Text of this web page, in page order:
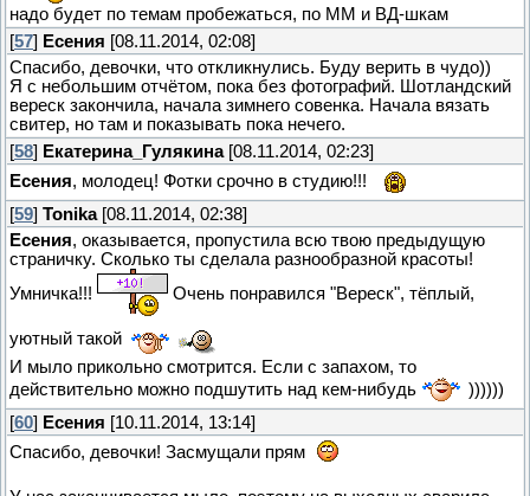
надо будет по темам пробежаться, по ММ и ВД-шкам
[57] Есения [08.11.2014, 02:08]
Спасибо, девочки, что откликнулись. Буду верить в чудо))
Я с небольшим отчётом, пока без фотографий. Шотландский
вереск закончила, начала зимнего совенка. Начала вязать
свитер, но там и показывать пока нечего.
[58] Екатерина_Гулякина[08.11.2014, 02:23]
Есения, молодец! Фотки срочно в студию!!!
[59] Tonika[08.11.2014, 02:38]
Есения, оказывается, пропустила всю твою предыдущую
страничку. Сколько ты сделала разнообразной красоты!
Умничка!!!
Очень понравился "Вереск", тёплый,
уютный такой
И мыло прикольно смотрится. Если с запахом, то
действительно можно подшутить над кем-нибудь
))))))
[60] Есения [10.11.2014, 13:14]
Спасибо, девочки! Засмущали прям